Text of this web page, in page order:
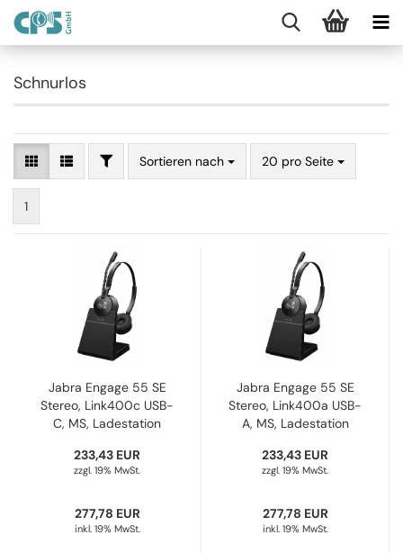
Schnurlos
Sortieren nach 20 pro Seite
1
Jabra Engage 55 SE
Stereo, Link400c USB-
C, MS, Ladestation
233,43 EUR
zzgl. 19% MwSt.
277,78 EUR
inkl. 19% MwSt.
Jabra Engage 55 SE
Stereo, Link400a USB-
A, MS, Ladestation
233,43 EUR
zzgl. 19% MwSt.
277,78 EUR
inkl. 19% MwSt.